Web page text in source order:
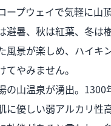
ープウェイで気軽に山頂
避暑、秋は紅葉、冬は
風景が楽しめ、ハイキ
てやみません。
の山温泉が湧出。1300
に優しい弱アルカリ性